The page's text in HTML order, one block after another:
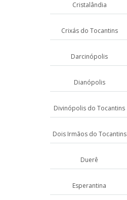
Cristalândia
Crixás do Tocantins
Darcinópolis
Dianópolis
Divinópolis do Tocantins
Dois Irmãos do Tocantins
Duerê
Esperantina